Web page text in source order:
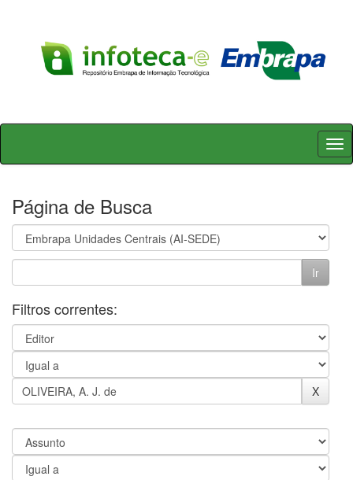
Skip
Página de Busca
Filtros correntes: